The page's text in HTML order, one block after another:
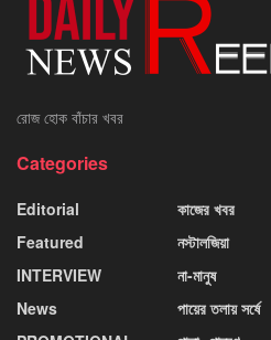
রোজ হোক বাঁচার খবর
Categories
Editorial
Featured
INTERVIEW
News
কাজের খবর
নস্টালজিয়া
না-মানুষ
পায়ের তলায় সর্ষে